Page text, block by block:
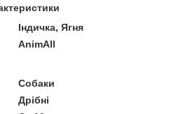
Індичка, Ягня
AnimAll
Собаки
Дрібні